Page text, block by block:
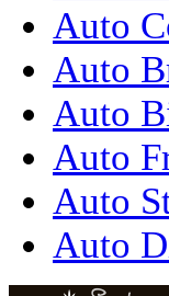
Auto
Auto
Auto
Auto
Auto
Auto